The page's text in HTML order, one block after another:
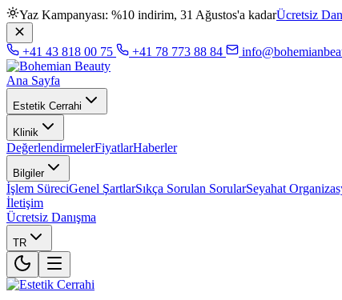
Yaz Kampanyası: %10 indirim, 31 Ağustos'a kadarÜcretsiz
+41 43 818 00 75 +41 78 773 88 84
Ana Sayfa
Estetik Cerrahi
Klinik
DeğerlendirmelerFiyatlarHaberler
Bilgiler
İşlem SüreciGenel ŞartlarSıkça Sorulan SorularSeyahat
İletişim
Ücretsiz Danışma
TR